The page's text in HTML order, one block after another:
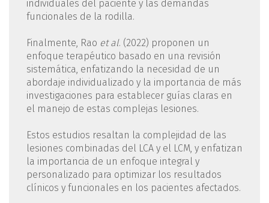
individuales del paciente y las demandas
funcionales de la rodilla.
Finalmente, Rao et al. (2022) proponen un
enfoque terapéutico basado en una revisión
sistemática, enfatizando la necesidad de un
abordaje individualizado y la importancia de más
investigaciones para establecer guías claras en
el manejo de estas complejas lesiones.
Estos estudios resaltan la complejidad de las
lesiones combinadas del LCA y el LCM, y enfatizan
la importancia de un enfoque integral y
personalizado para optimizar los resultados
clínicos y funcionales en los pacientes afectados.